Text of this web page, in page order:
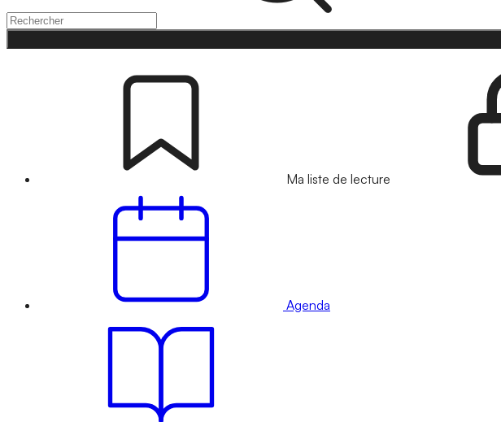
Ma liste de lecture
Agenda